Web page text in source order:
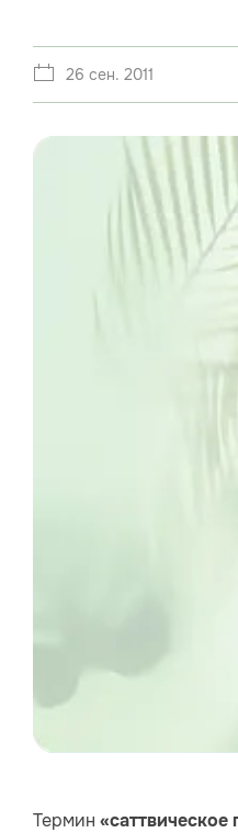
26 сен. 2011
Термин «саттвическое